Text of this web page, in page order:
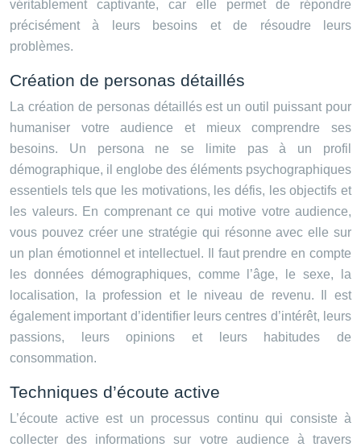
véritablement captivante, car elle permet de répondre
précisément à leurs besoins et de résoudre leurs
problèmes.
Création de personas détaillés
La création de personas détaillés est un outil puissant pour
humaniser votre audience et mieux comprendre ses
besoins. Un persona ne se limite pas à un profil
démographique, il englobe des éléments psychographiques
essentiels tels que les motivations, les défis, les objectifs et
les valeurs. En comprenant ce qui motive votre audience,
vous pouvez créer une stratégie qui résonne avec elle sur
un plan émotionnel et intellectuel. Il faut prendre en compte
les données démographiques, comme l’âge, le sexe, la
localisation, la profession et le niveau de revenu. Il est
également important d’identifier leurs centres d’intérêt, leurs
passions, leurs opinions et leurs habitudes de
consommation.
Techniques d’écoute active
L’écoute active est un processus continu qui consiste à
collecter des informations sur votre audience à travers